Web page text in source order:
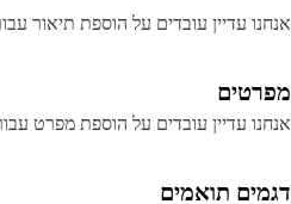
עדיין עובדים על הוספת תיאור עבור
עדיין עובדים על הוספת מפרט עבור
תואמים